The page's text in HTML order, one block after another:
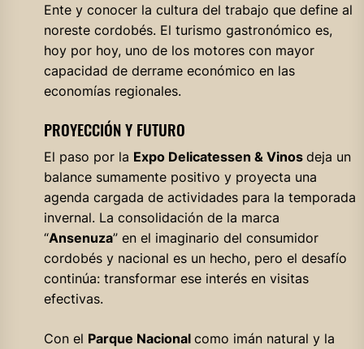
Ente y conocer la cultura del trabajo que define al
noreste cordobés. El turismo gastronómico es,
hoy por hoy, uno de los motores con mayor
capacidad de derrame económico en las
economías regionales.
PROYECCIÓN Y FUTURO
El paso por la Expo Delicatessen & Vinos deja un
balance sumamente positivo y proyecta una
agenda cargada de actividades para la temporada
invernal. La consolidación de la marca
“Ansenuza” en el imaginario del consumidor
cordobés y nacional es un hecho, pero el desafío
continúa: transformar ese interés en visitas
efectivas.
Con el Parque Nacional como imán natural y la